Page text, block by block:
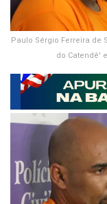
Paulo Sérgio Ferreira de
do Catendê'